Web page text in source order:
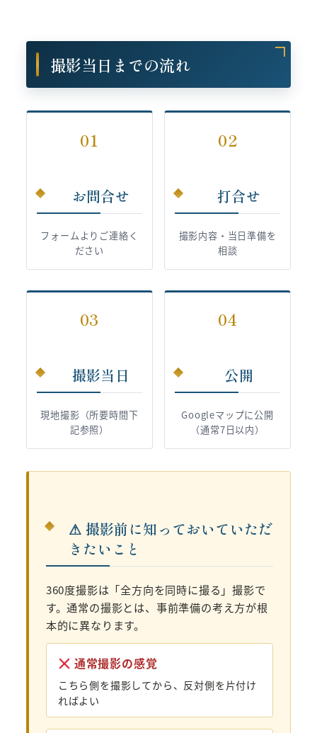
撮影当日までの流れ
01
お問合せ
フォームよりご連絡く
ださい
02
打合せ
撮影内容・当日準備を
相談
03
撮影当日
現地撮影（所要時間下
記参照）
04
公開
Googleマップに公開
（通常7日以内）
⚠ 撮影前に知っておいていただ
きたいこと
360度撮影は「全方向を同時に撮る」撮影で
す。通常の撮影とは、事前準備の考え方が根
本的に異なります。
通常撮影の感覚
こちら側を撮影してから、反対側を片付け
ればよい